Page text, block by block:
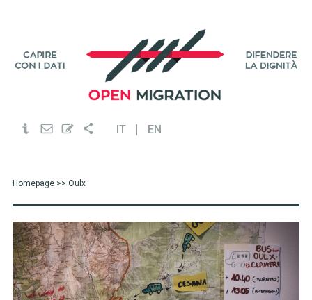
IT EN
Homepage>> Oulx